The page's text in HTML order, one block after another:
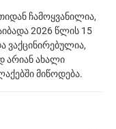
ჩამოყვანილია,
2026 წლის 15
ვაქცინირებულია,
არიან ახალი
მიწოდება.